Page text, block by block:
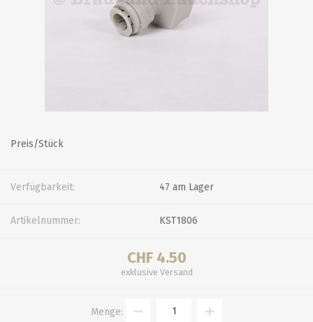
Preis/Stück
Verfügbarkeit: 47 am Lager
Artikelnummer: KST1806
CHF 4.50
exklusive Versand
Menge: